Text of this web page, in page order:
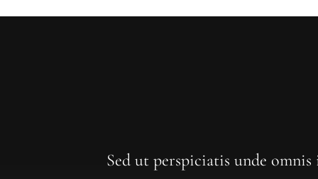
Sed ut perspiciatis unde